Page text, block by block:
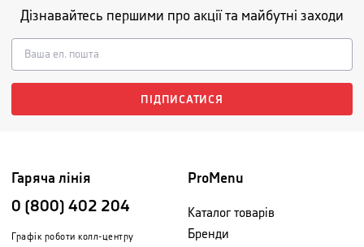
Дізнавайтесь першими про акції та майбутні заходи
ПІДПИСАТИСЯ
Гаряча лінія
0 (800) 402 204
Графік роботи колл-центру
ProMenu
Каталог товарів
Бренди